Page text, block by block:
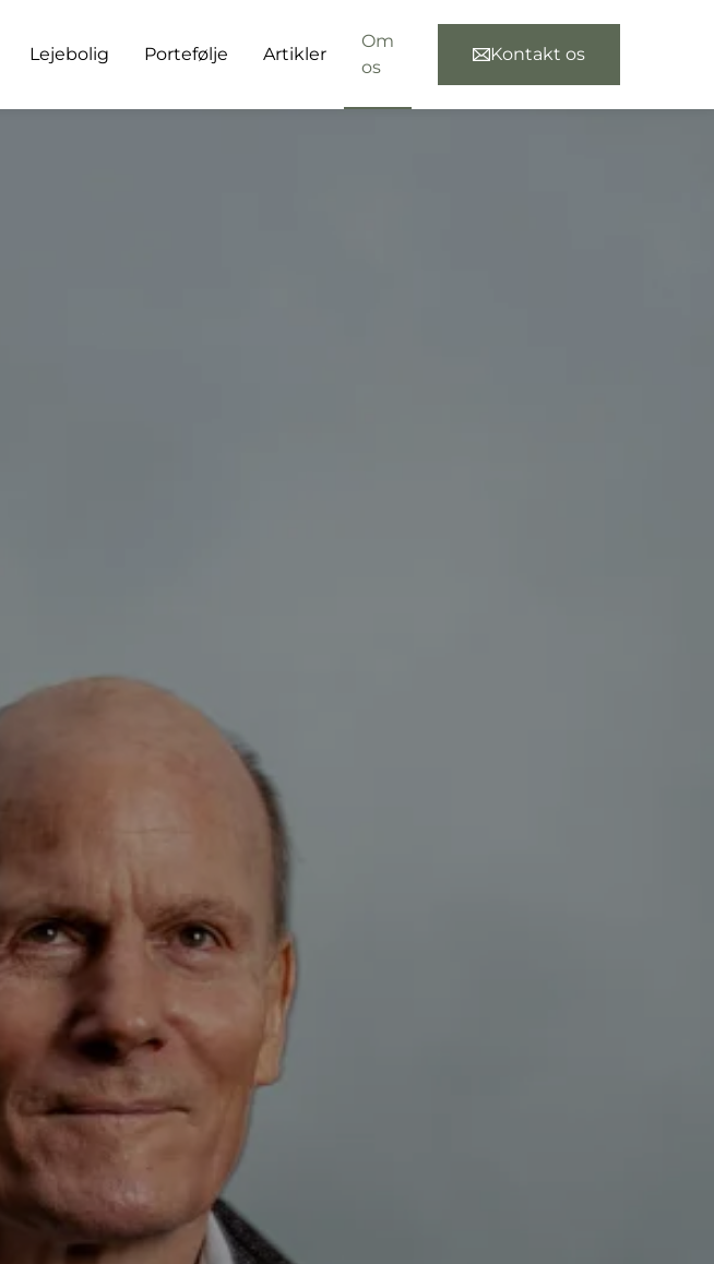
Lejebolig Portefølje Artikler
Om
os
Kontakt os